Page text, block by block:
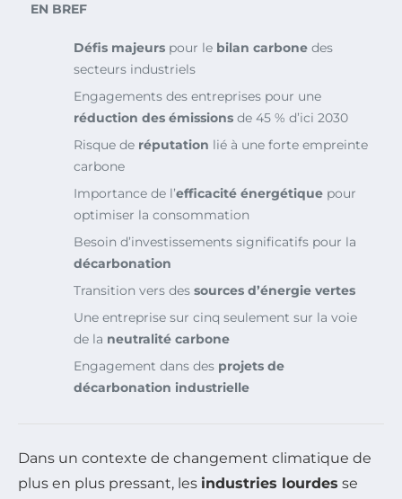
EN BREF
Défis majeurs pour le bilan carbone des
secteurs industriels
Engagements des entreprises pour une
réduction des émissions de 45 % d’ici 2030
Risque de réputation lié à une forte empreinte
carbone
Importance de l’efficacité énergétique pour
optimiser la consommation
Besoin d’investissements significatifs pour la
décarbonation
Transition vers des sources d’énergie vertes
Une entreprise sur cinq seulement sur la voie
de la neutralité carbone
Engagement dans des projets de
décarbonation industrielle
Dans un contexte de changement climatique de
plus en plus pressant, les industries lourdes se